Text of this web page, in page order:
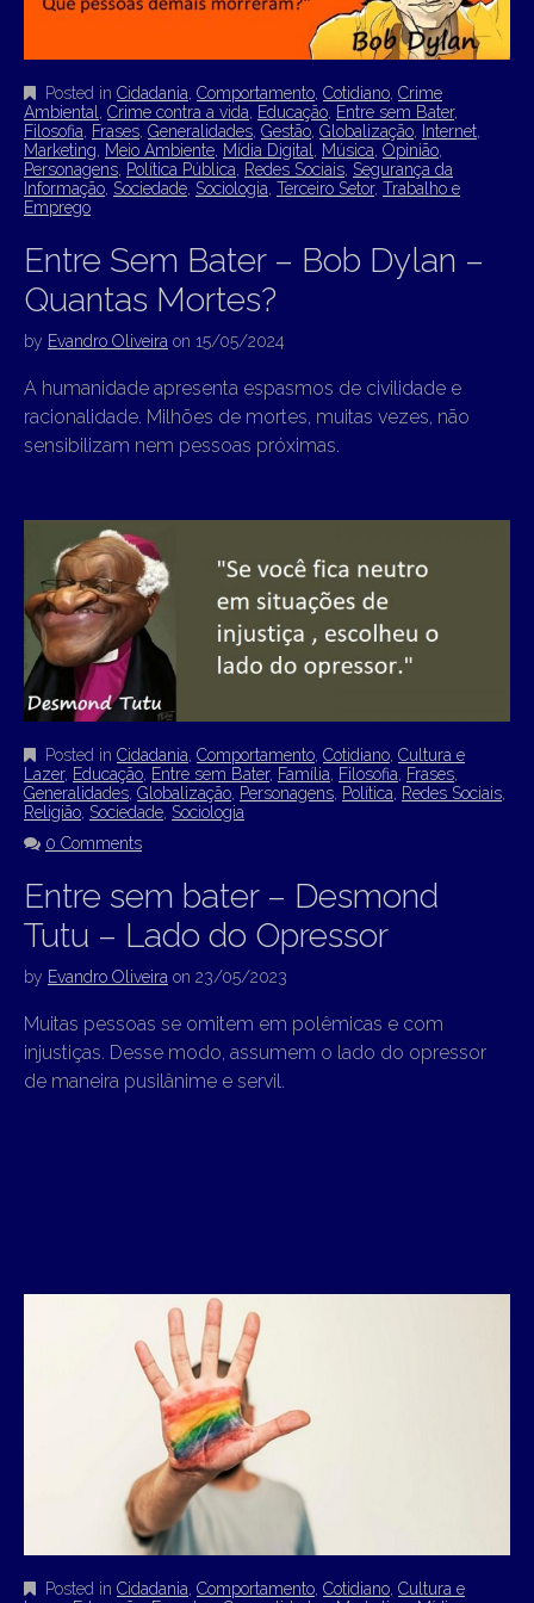
Posted in Cidadania Comportamento Cotidiano Crime
Ambiental
Crime contra a vida Educação Entre sem Bater,
Filosofia
Frases Generalidades Gestão Globalização Internet
Marketing
Meio Ambiente Mídia Digital Música Opinião
Personagens Política Pública Redes Sociais Segurança da
Informação Sociedade Sociologia Terceiro Setor, Trabalho e
Emprego
Entre Sem Bater – Bob Dylan –
Quantas Mortes?
by Evandro Oliveira on 15/05/2024
A humanidade apresenta espasmos de civilidade e
racionalidade. Milhões de mortes, muitas vezes, não
sensibilizam nem pessoas próximas.
Posted in Cidadania Comportamento Cotidiano Cultura e
Lazer, Educação Entre sem Bater, Família Filosofia Frases
Generalidades Globalização Personagens Política Redes Sociais
Religião Sociedade Sociologia
0 Comments
Entre sem bater – Desmond
Tutu – Lado do Opressor
by Evandro Oliveira on 23/05/2023
Muitas pessoas se omitem em polêmicas e com
injustiças. Desse modo, assumem o lado do opressor
de maneira pusilânime e servil.
Posted in Cidadania Comportamento Cotidiano Cultura e